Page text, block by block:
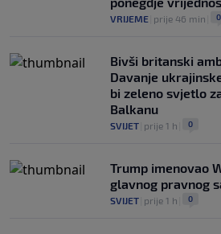
VRIJEME prije 46 min 0
Bivši britanski
Davanje
bi zeleno svjetlo
Balkanu
SVIJET prije 1 h 0
Trump imenovao
glavnog pravnog
SVIJET prije 1 h 0